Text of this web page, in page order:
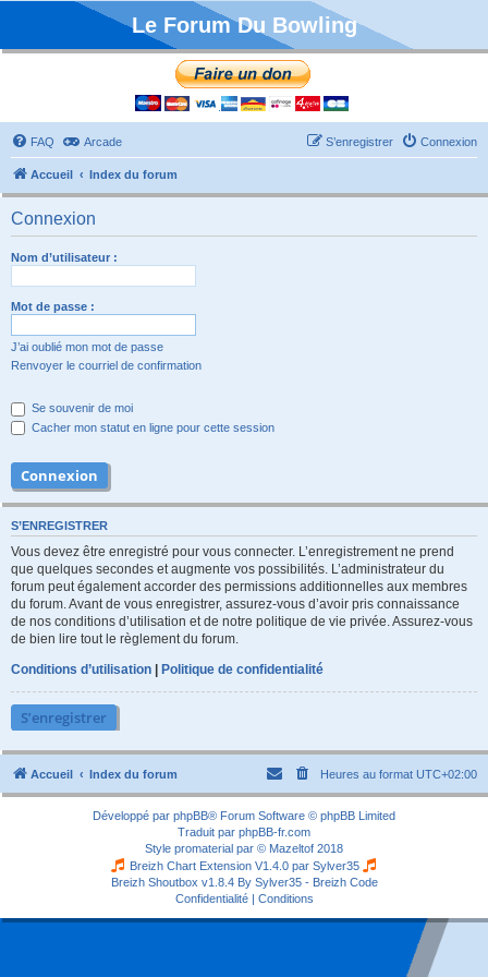
Le Forum Du Bowling
FAQ Arcade Connexion
S’enregistrer
Accueil Index du forum
Connexion
Nom d’utilisateur :
Mot de passe :
J’ai oublié mon mot de passe
Renvoyer le courriel de confirmation
Se souvenir de moi
Cacher mon statut en ligne pour cette session
S’ENREGISTRER
Vous devez être enregistré pour vous connecter. L’enregistrement ne prend
que quelques secondes et augmente vos possibilités. L’administrateur du
forum peut également accorder des permissions additionnelles aux membres
du forum. Avant de vous enregistrer, assurez-vous d’avoir pris connaissance
de nos conditions d’utilisation et de notre politique de vie privée. Assurez-vous
de bien lire tout le règlement du forum.
Conditions d’utilisation | Politique de confidentialité
S’enregistrer
Accueil Index du forum Heures au format UTC+02:00
Développé par phpBB® Forum Software © phpBB Limited
Traduit par phpBB-fr.com
Style promaterial par © Mazeltof 2018
Breizh Chart Extension V1.4.0 par Sylver35
Breizh Shoutbox v1.8.4 By Sylver35 - Breizh Code
Confidentialité| Conditions